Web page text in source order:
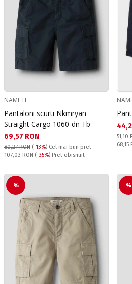
NAME IT
Pantaloni scurti Nkmryan
Straight Cargo 1060-dn Tb
Текуща цена:
69,57 RON
80,27 RON (-13%) Cel mai bun pret
Pret obisnuit:
107,03 RON (-35%) Pret obisnuit
51,10
Pret
68,15
% %